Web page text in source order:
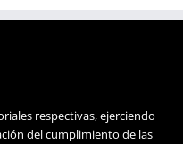
respectivas, ejerciendo
del cumplimiento de las